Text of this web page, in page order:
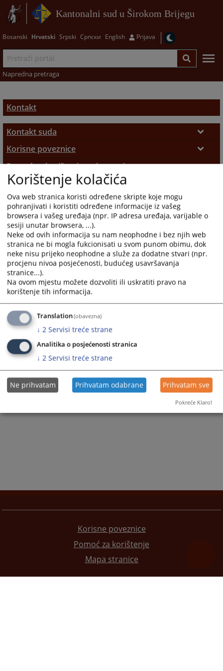
Kantonalni sud u Širokom Brijegu
Bosanski Hrvatski Srpski Српски English Prijava
Napredna pretraga
Kontakt
Kontakt suda
Kontakt suda
Korisne poveznice
Korisne poveznice
Pomoć za korištenje web stranice
Pomoć za korištenje web stranice
Mapa stranice
Korisne poveznice
Pomoć za korištenje
Mapa stranice
Korištenje kolačića
Ova web stranica koristi određene skripte koje mogu
pohranjivati i koristiti određene informacije iz vašeg
browsera i vašeg uređaja (npr. IP adresa uređaja, varijable o
sesiji unutar browsera, ...).
Neke od ovih informacija su nam neophodne i bez njih web
stranica ne bi mogla fukcionisati u svom punom obimu, dok
neke nisu prijeko neophodne a služe za dodatne stvari (npr.
procjenu nivoa posjećenosti, budućeg usavršavanja
stranice...).
Na ovom mjestu možete dozvoliti ili uskratiti pravo na
korištenje tih informacija.
Translation(obavezna)
↓ 2 Servisi treće strane
Analitika o posjećenosti stranica
↓ 2 Servisi treće strane
Ne prihvatam Prihvatam odabrane Prihvatam sve
Pokreće Klaro!